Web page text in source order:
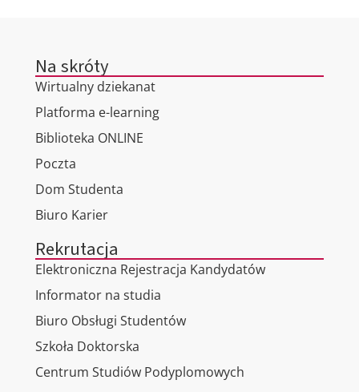
Na skróty
Wirtualny dziekanat
Platforma e-learning
Biblioteka ONLINE
Poczta
Dom Studenta
Biuro Karier
Rekrutacja
Elektroniczna Rejestracja Kandydatów
Informator na studia
Biuro Obsługi Studentów
Szkoła Doktorska
Centrum Studiów Podyplomowych